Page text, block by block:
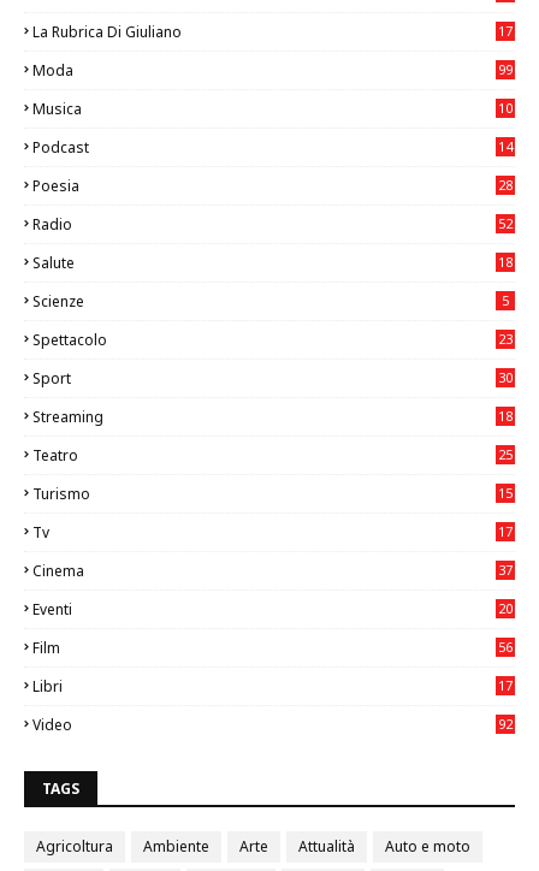
La Rubrica Di Giuliano
17
Moda 99
Musica
10
Podcast 14
Poesia 28
Radio 52
Salute
18
Scienze 5
Spettacolo 23
Sport
30
Streaming 18
Teatro
25
Turismo
15
Tv
17
Cinema
37
Eventi
20
Film
56
Libri
17
Video
92
TAGS
Agricoltura Ambiente Arte Attualità
Auto e moto